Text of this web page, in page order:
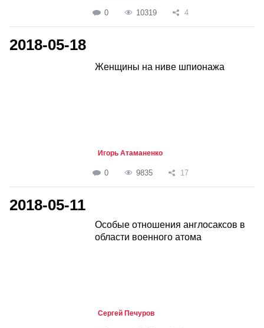
0 10319 4
2018-05-18
Женщины на ниве шпионажа
Игорь Атаманенко
0 9835 17
2018-05-11
Особые отношения англосаксов в
области военного атома
Сергей Печуров